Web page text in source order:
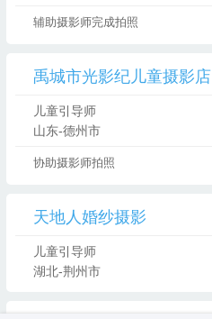
辅助摄影师完成拍照
禹城市光影纪儿童摄影店
儿童引导师
山东-德州市
协助摄影师拍照
天地人婚纱摄影
儿童引导师
湖北-荆州市